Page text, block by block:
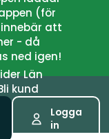
(för
att
- då
ned igen!
Län
kund
Logga
in